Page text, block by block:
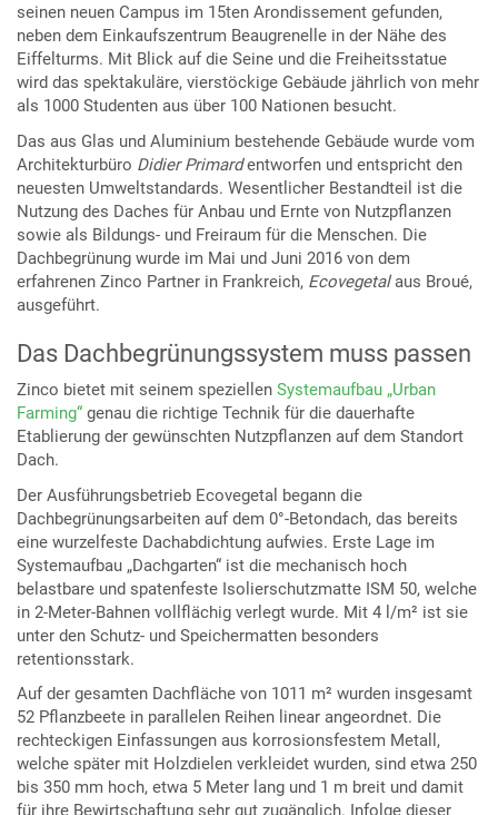
seinen neuen Campus im 15ten Arondissement gefunden,
neben dem Einkaufszentrum Beaugrenelle in der Nähe des
Eiffelturms. Mit Blick auf die Seine und die Freiheitsstatue
wird das spektakuläre, vierstöckige Gebäude jährlich von mehr
als 1000 Studenten aus über 100 Nationen besucht.
Das aus Glas und Aluminium bestehende Gebäude wurde vom
Architekturbüro Didier Primardentworfen und entspricht den
neuesten Umweltstandards. Wesentlicher Bestandteil ist die
Nutzung des Daches für Anbau und Ernte von Nutzpflanzen
sowie als Bildungs- und Freiraum für die Menschen. Die
Dachbegrünung wurde im Mai und Juni 2016 von dem
erfahrenen Zinco Partner in Frankreich, Ecovegetalaus Broué,
ausgeführt.
Das Dachbegrünungssystem muss passen
Zinco bietet mit seinem speziellen Systemaufbau „Urban
Farming“ genau die richtige Technik für die dauerhafte
Etablierung der gewünschten Nutzpflanzen auf dem Standort
Dach.
Der Ausführungsbetrieb Ecovegetal begann die
Dachbegrünungsarbeiten auf dem 0°-Betondach, das bereits
eine wurzelfeste Dachabdichtung aufwies. Erste Lage im
Systemaufbau „Dachgarten“ ist die mechanisch hoch
belastbare und spatenfeste Isolierschutzmatte ISM 50, welche
in 2-Meter-Bahnen vollflächig verlegt wurde. Mit 4 l/m² ist sie
unter den Schutz- und Speichermatten besonders
retentionsstark.
Auf der gesamten Dachfläche von 1011 m² wurden insgesamt
52 Pflanzbeete in parallelen Reihen linear angeordnet. Die
rechteckigen Einfassungen aus korrosionsfestem Metall,
welche später mit Holzdielen verkleidet wurden, sind etwa 250
bis 350 mm hoch, etwa 5 Meter lang und 1 m breit und damit
für ihre Bewirtschaftung sehr gut zugänglich. Infolge dieser